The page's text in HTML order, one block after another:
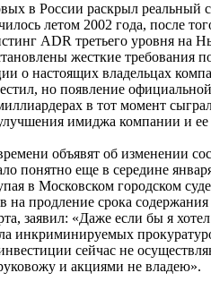
в России раскрыл реальный
летом 2002 года, после
ADR третьего уровня на
жесткие требования
о настоящих владельцах
но появление
в тот момент
имиджа компании и ее
объявят об изменении
понятно еще в середине
в Московском городском
на продление срока
заявил: «Даже если бы я
инкриминируемых
сейчас не
и акциями не владею».